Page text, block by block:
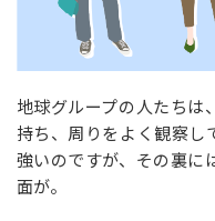
地球グループの人たちは
持ち、周りをよく観察し
強いのですが、その裏に
面が。